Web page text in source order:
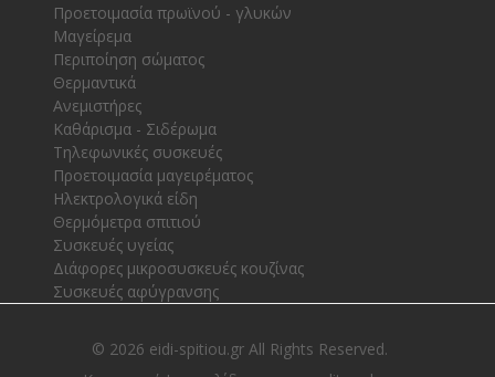
Προετοιμασία πρωϊνού - γλυκών
Μαγείρεμα
Περιποίηση σώματος
Θερμαντικά
Ανεμιστήρες
Καθάρισμα - Σιδέρωμα
Τηλεφωνικές συσκευές
Προετοιμασία μαγειρέματος
Ηλεκτρολογικά είδη
Θερμόμετρα σπιτιού
Συσκευές υγείας
Διάφορες μικροσυσκευές κουζίνας
Συσκευές αφύγρανσης
© 2026 eidi-spitiou.gr All Rights Reserved.